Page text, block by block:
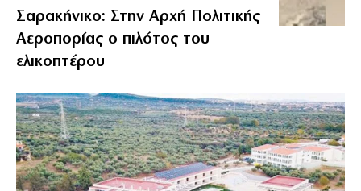
Σαρακήνικο: Στην Αρχή Πολιτικής
Αεροπορίας ο πιλότος του
ελικοπτέρου